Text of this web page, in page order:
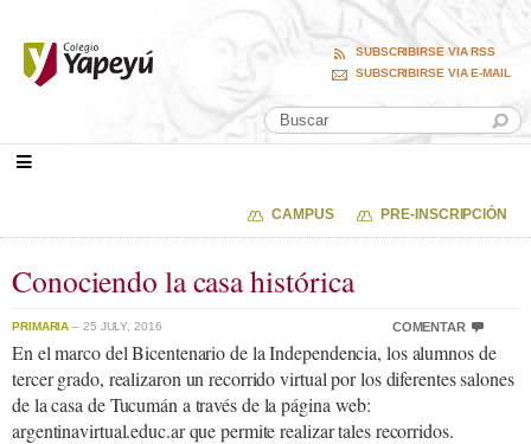
SUBSCRIBIRSE VIA RSS
SUBSCRIBIRSE VIA E-MAIL
CAMPUS PRE-INSCRIPCIÓN
Conociendo la casa histórica
PRIMARIA – 25 JULY, 2016 COMENTAR
En el marco del Bicentenario de la Independencia, los alumnos de
tercer grado, realizaron un recorrido virtual por los diferentes salones
de la casa de Tucumán a través de la página web:
argentinavirtual.educ.ar que permite realizar tales recorridos.